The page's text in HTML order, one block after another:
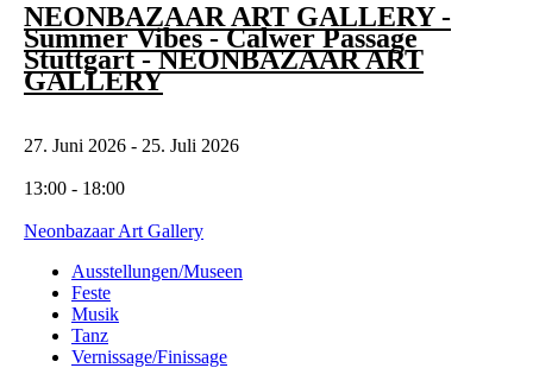
NEONBAZAAR ART GALLERY -
Summer Vibes - Calwer Passage
Stuttgart - NEONBAZAAR ART
GALLERY
27. Juni 2026 - 25. Juli 2026
13:00 - 18:00
Neonbazaar Art Gallery
Ausstellungen/Museen
Feste
Musik
Tanz
Vernissage/Finissage